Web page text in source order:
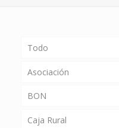
Todo
Asociación
BON
Caja Rural